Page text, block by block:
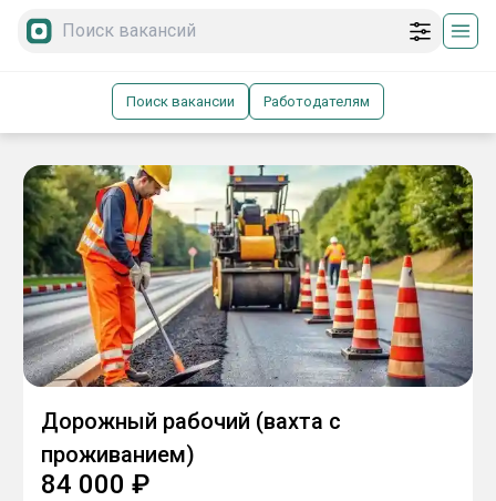
Поиск вакансии Работодателям
Дорожный рабочий (вахта с
проживанием)
84 000 ₽